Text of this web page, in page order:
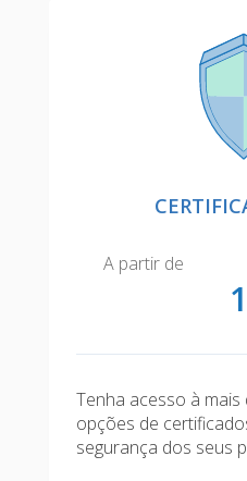
A partir de
Tenha acesso à mais
opções de
segurança dos seus